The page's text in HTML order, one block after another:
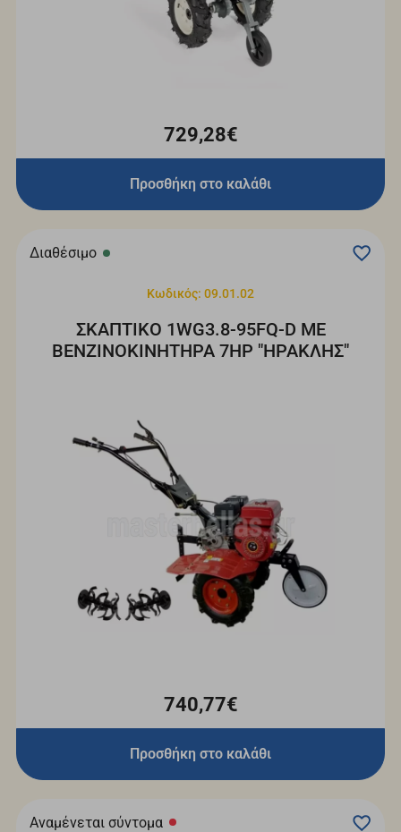
729,28€
Προσθήκη στο καλάθι
Διαθέσιμο
Κωδικός: 09.01.02
ΣΚΑΠΤΙΚΟ 1WG3.8-95FQ-D ΜΕ
ΒΕΝΖΙΝΟΚΙΝΗΤΗΡΑ 7HP "ΗΡΑΚΛΗΣ"
740,77€
Προσθήκη στο καλάθι
Αναμένεται σύντομα